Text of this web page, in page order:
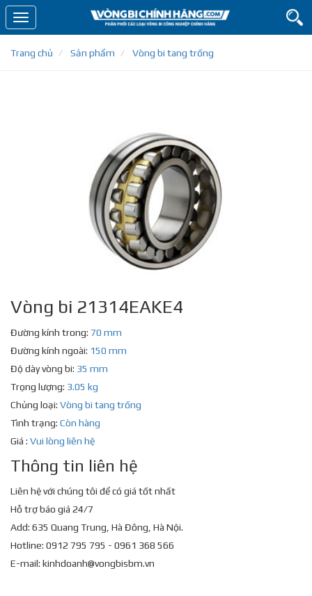
Toggle
navigation
Trang chủ
Sản phẩm Vòng bi tang trống
Vòng bi 21314EAKE4
Đường kính trong: 70 mm
Đường kính ngoài: 150 mm
Độ dày vòng bi: 35 mm
Trọng lượng: 3.05 kg
Chủng loại: Vòng bi tang trống
Tình trạng: Còn hàng
Giá : Vui lòng liên hệ
Thông tin liên hệ
Liên hệ với chúng tôi để có giá tốt nhất
Hỗ trợ báo giá 24/7
Add: 635 Quang Trung, Hà Đông, Hà Nội.
Hotline: 0912 795 795 - 0961 368 566
E-mail: kinhdoanh@vongbisbm.vn